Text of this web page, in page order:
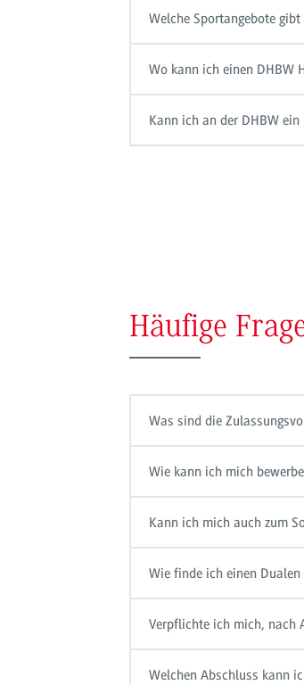
Welche Sportangebote
Wo kann ich einen DHBW
Kann ich an der DHBW
Häufige
Was sind die
Wie kann ich mich
Kann ich mich auch zum
Wie finde ich einen Dualen
Verpflichte ich mich, nach
Welchen Abschluss kann